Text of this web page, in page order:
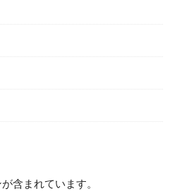
含まれています。